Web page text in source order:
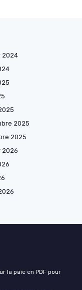
2024
2025
2025
2026
la paie en PDF pour